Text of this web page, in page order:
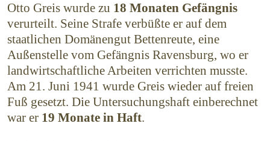
Otto Greis wurde zu 18 Monaten Gefängnis
verurteilt. Seine Strafe verbüßte er auf dem
staatlichen Domänengut Bettenreute, eine
Außenstelle vom Gefängnis Ravensburg, wo er
landwirtschaftliche Arbeiten verrichten musste.
Am 21. Juni 1941 wurde Greis wieder auf freien
Fuß gesetzt. Die Untersuchungshaft einberechnet
war er 19 Monate in Haft.